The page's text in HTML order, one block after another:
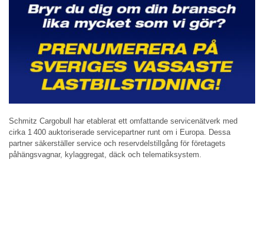
Schmitz Cargobull har etablerat ett omfattande servicenätverk med
cirka 1 400 auktoriserade servicepartner runt om i Europa. Dessa
partner säkerställer service och reservdelstillgång för företagets
påhängsvagnar, kylaggregat, däck och telematiksystem.